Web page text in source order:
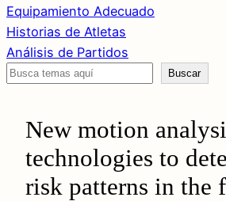
Equipamiento Adecuado
Historias de Atletas
Análisis de Partidos
Buscar
Buscar
New motion
technologies to
risk patterns in the